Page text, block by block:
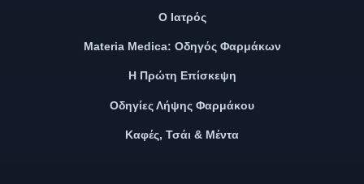
Ο Ιατρός
Materia Medica: Οδηγός Φαρμάκων
Η Πρώτη Επίσκεψη
Οδηγίες Λήψης Φαρμάκου
Καφές, Τσάι & Μέντα